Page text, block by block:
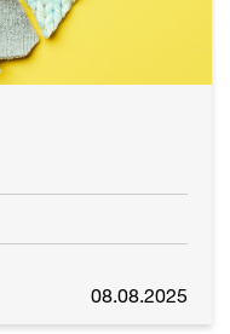
08.08.2025